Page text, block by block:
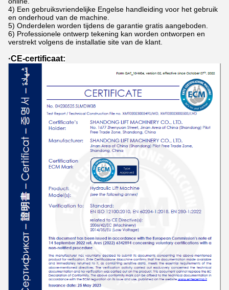
4) Een gebruiksvriendelijke Engelse handleiding voor het gebruik
en onderhoud van de machine.
5) Onderdelen worden tijdens de garantie gratis aangeboden.
6) Professionele ontwerp tekening kan worden ontworpen en
verstrekt volgens de installatie site van de klant.
·CE-certificaat: